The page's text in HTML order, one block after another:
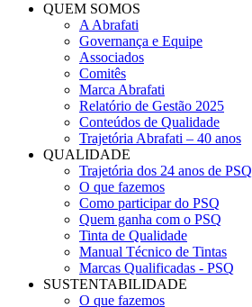
QUEM SOMOS
A Abrafati
Governança e Equipe
Associados
Comitês
Marca Abrafati
Relatório de Gestão 2025
Conteúdos de Qualidade
Trajetória Abrafati – 40 anos
QUALIDADE
Trajetória dos 24 anos de PSQ
O que fazemos
Como participar do PSQ
Quem ganha com o PSQ
Tinta de Qualidade
Manual Técnico de Tintas
Marcas Qualificadas - PSQ
SUSTENTABILIDADE
O que fazemos